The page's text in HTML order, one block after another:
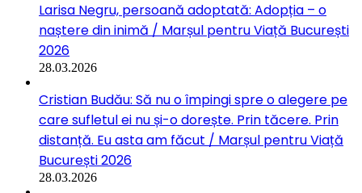
Larisa Negru, persoană adoptată: Adopția – o
naștere din inimă / Marșul pentru Viață București
2026
28.03.2026
Cristian Budău: Să nu o împingi spre o alegere pe
care sufletul ei nu și-o dorește. Prin tăcere. Prin
distanță. Eu asta am făcut / Marșul pentru Viață
București 2026
28.03.2026